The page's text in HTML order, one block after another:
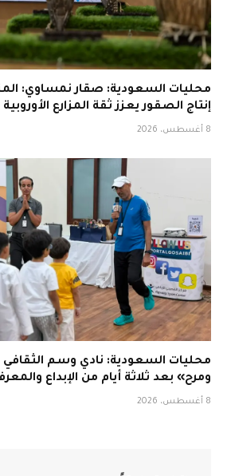
محليات السعودية: صقار نمساوي:
إنتاج الصقور يعزز ثقة المزارع الأوروبية
8 أغسطس، 2026
محليات السعودية: نادي وسم الثقافي
ومرح» بعد ثلاثة أيام من الإبداع
8 أغسطس، 2026